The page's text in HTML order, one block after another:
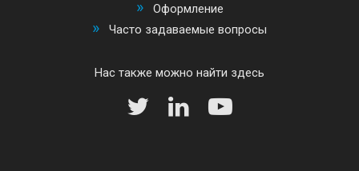
Оформление
Часто задаваемые вопросы
Нас также можно найти здесь